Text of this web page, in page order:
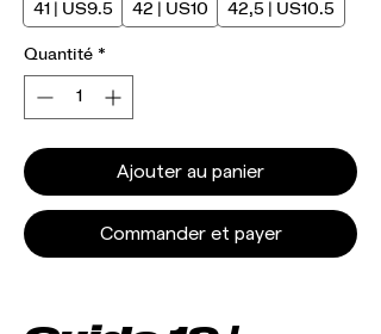
41 | US9.5
42 | US10 42,5 | US10.5
Quantité *
Ajouter au panier
Commander et payer